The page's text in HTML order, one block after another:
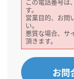
す。
営業目的、お問
い。
悪質な場合、サ
頂きます。
お問